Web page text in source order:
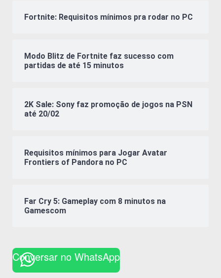
Fortnite: Requisitos mínimos pra rodar no PC
Modo Blitz de Fortnite faz sucesso com
partidas de até 15 minutos
2K Sale: Sony faz promoção de jogos na PSN
até 20/02
Requisitos mínimos para Jogar Avatar
Frontiers of Pandora no PC
Far Cry 5: Gameplay com 8 minutos na
Gamescom
Conversar no WhatsApp